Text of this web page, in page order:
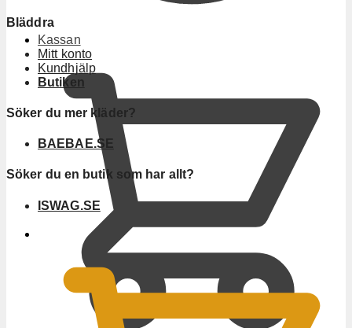
Kassan
Bläddra
Mitt konto
Kundhjälp
Butiken
Söker du mer kläder?
BAEBAE.SE
Söker du en butik som har allt?
ISWAG.SE